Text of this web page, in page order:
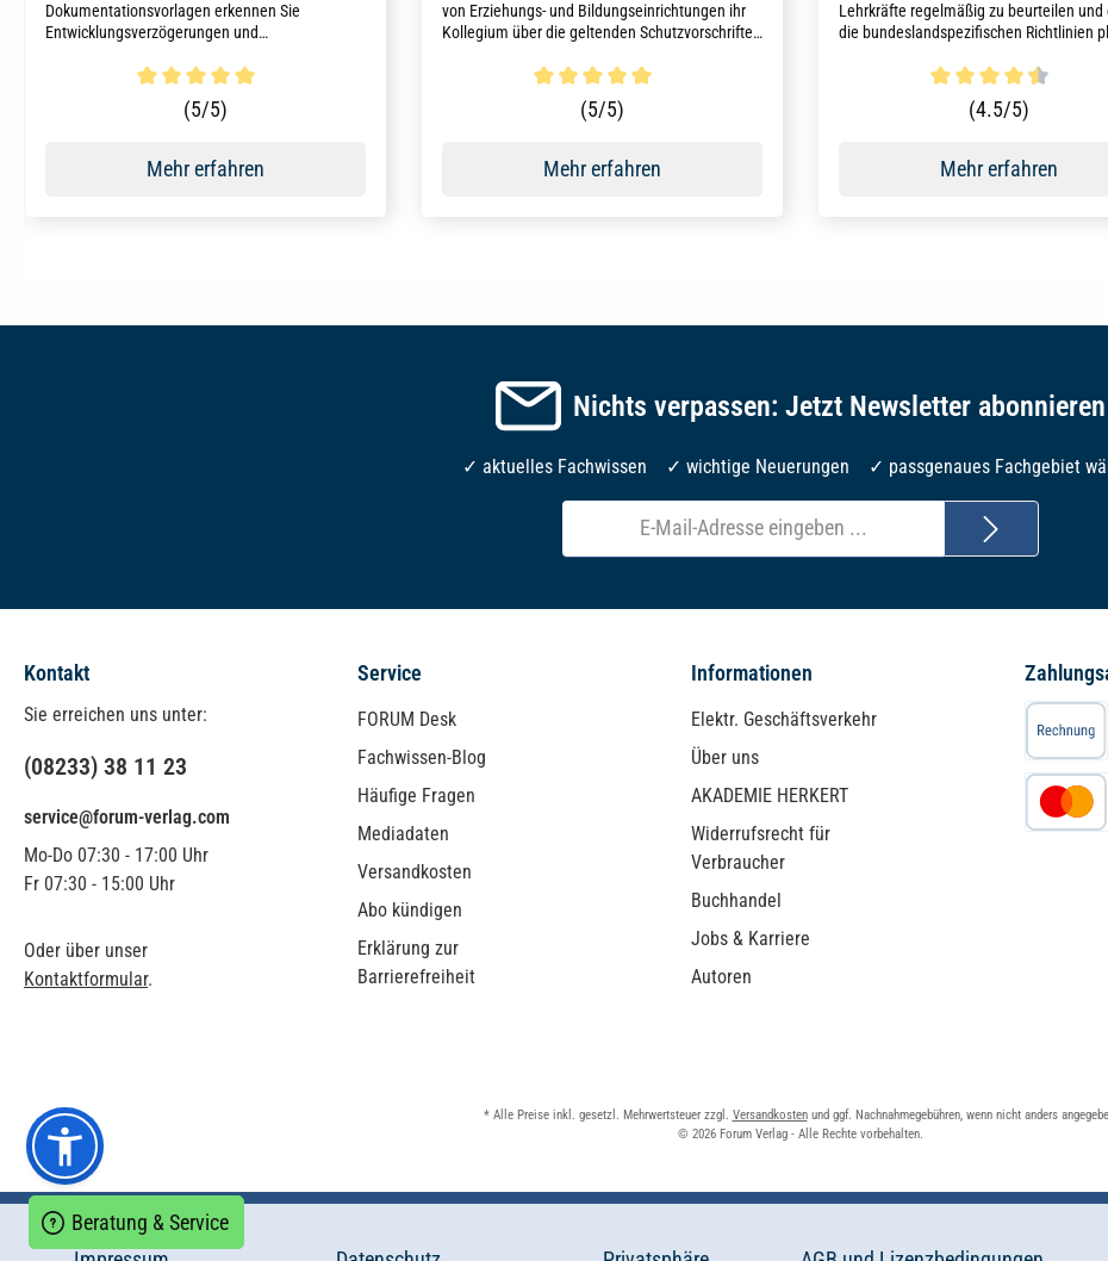
Dokumentationsvorlagen erkennen Sie
Entwicklungsverzögerungen und
Jugendlichen, können diese dokumentieren und
professionell begleiten.
Durchschnittliche Bewertung von 5 von 5 Sternen
(5/5)
Mehr erfahren
von Erziehungs- und Bildungseinrichtungen ihr
Kollegium über die geltenden Schutzvorschriften
außerdem noch weitere wichtige Vorschriften für
Durchschnittliche Bewertung von 5 von 5 Sternen
(5/5)
Mehr erfahren
Lehrkräfte regelmäßig zu beurteilen und
die bundeslandspezifischen Richtlinien
Sie mit passenden Textbausteinen, die
die richtigen Formulare integriert werden.
Durchschnittliche Bewertung
(4.5/5)
Mehr erfahren
Nichts verpassen: Jetzt Newsletter abonnieren
✓ aktuelles Fachwissen ✓ wichtige Neuerungen ✓ passgenaues Fachgebiet
Kontakt
Sie erreichen uns unter:
(08233) 38 11 23
service@forum-verlag.com
Mo-Do 07:30 - 17:00 Uhr
Fr 07:30 - 15:00 Uhr
Oder über unser
Kontaktformular.
Service
FORUM Desk
Fachwissen-Blog
Häufige Fragen
Mediadaten
Versandkosten
Abo kündigen
Erklärung zur
Barrierefreiheit
Informationen
Elektr. Geschäftsverkehr
Über uns
AKADEMIE HERKERT
Widerrufsrecht für
Verbraucher
Buchhandel
Jobs & Karriere
Autoren
* Alle Preise inkl. gesetzl. Mehrwertsteuer zzgl. Versandkostenund ggf. Nachnahmegebühren, wenn nicht anders
© 2026 Forum Verlag - Alle Rechte vorbehalten.
Beratung & Service